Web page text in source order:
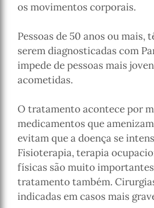
os movimentos corporais.
Pessoas de 50 anos ou mais,
serem diagnosticadas com
impede de pessoas mais
acometidas.
O tratamento acontece por
medicamentos que
evitam que a doença se
Fisioterapia, terapia
físicas são muito
tratamento também.
indicadas em casos mais